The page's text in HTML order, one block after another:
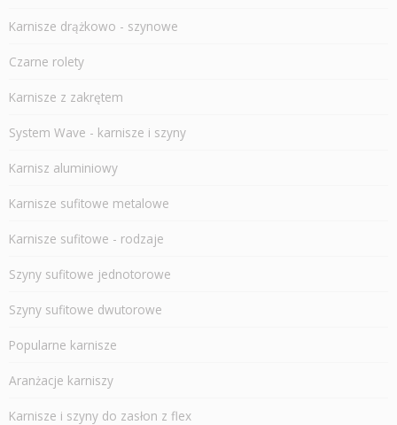
Karnisze drążkowo - szynowe
Czarne rolety
Karnisze z zakrętem
System Wave - karnisze i szyny
Karnisz aluminiowy
Karnisze sufitowe metalowe
Karnisze sufitowe - rodzaje
Szyny sufitowe jednotorowe
Szyny sufitowe dwutorowe
Popularne karnisze
Aranżacje karniszy
Karnisze i szyny do zasłon z flex